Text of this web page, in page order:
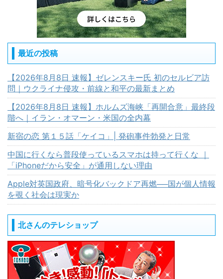
最近の投稿
【2026年8月8日 速報】ゼレンスキー氏 初のセルビア訪
問｜ウクライナ侵攻・前線と和平の最新まとめ
【2026年8月8日 速報】ホルムズ海峡「再開合意」最終段
階へ｜イラン・オマーン・米国の全内幕
新宿の恋 第１５話「ケイコ」| 発砲事件勃発と日常
中国に行くなら普段使っているスマホは持って行くな ｜
「iPhoneだから安全」が通用しない理由
Apple対英国政府、暗号化バックドア再燃──国が個人情報
を覗く社会は現実か
北さんのテレショップ